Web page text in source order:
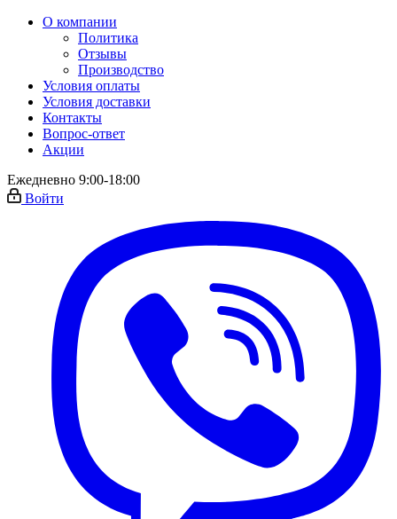
О компании
Политика
Отзывы
Производство
Условия оплаты
Условия доставки
Контакты
Вопрос-ответ
Акции
Ежедневно 9:00-18:00
Войти